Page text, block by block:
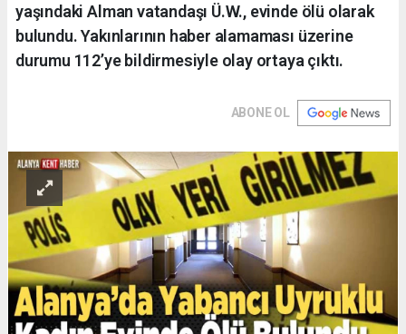
yaşındaki Alman vatandaşı Ü.W., evinde ölü olarak
bulundu. Yakınlarının haber alamaması üzerine
durumu 112’ye bildirmesiyle olay ortaya çıktı.
ABONE OL